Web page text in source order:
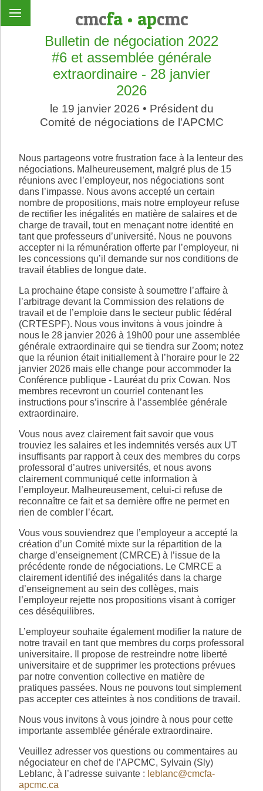
cmcfa• apcmc
Bulletin de négociation 2022
#6 et assemblée générale
extraordinaire - 28 janvier
2026
le 19 janvier 2026 • Président du
Comité de négociations de l'APCMC
Nous partageons votre frustration face à la lenteur des
négociations. Malheureusement, malgré plus de 15
réunions avec l’employeur, nos négociations sont
dans l’impasse. Nous avons accepté un certain
nombre de propositions, mais notre employeur refuse
de rectifier les inégalités en matière de salaires et de
charge de travail, tout en menaçant notre identité en
tant que professeurs d’université. Nous ne pouvons
accepter ni la rémunération offerte par l’employeur, ni
les concessions qu’il demande sur nos conditions de
travail établies de longue date.
La prochaine étape consiste à soumettre l’affaire à
l’arbitrage devant la Commission des relations de
travail et de l’emploie dans le secteur public fédéral
(CRTESPF). Nous vous invitons à vous joindre à
nous le 28 janvier 2026 à 19h00 pour une assemblée
générale extraordinaire qui se tiendra sur Zoom; notez
que la réunion était initiallement à l’horaire pour le 22
janvier 2026 mais elle change pour accommoder la
Conférence publique - Lauréat du prix Cowan. Nos
membres recevront un courriel contenant les
instructions pour s’inscrire à l’assemblée générale
extraordinaire.
Vous nous avez clairement fait savoir que vous
trouviez les salaires et les indemnités versés aux UT
insuffisants par rapport à ceux des membres du corps
professoral d’autres universités, et nous avons
clairement communiqué cette information à
l’employeur. Malheureusement, celui-ci refuse de
reconnaître ce fait et sa dernière offre ne permet en
rien de combler l’écart.
Vous vous souviendrez que l’employeur a accepté la
création d’un Comité mixte sur la répartition de la
charge d’enseignement (CMRCE) à l’issue de la
précédente ronde de négociations. Le CMRCE a
clairement identifié des inégalités dans la charge
d’enseignement au sein des collèges, mais
l’employeur rejette nos propositions visant à corriger
ces déséquilibres.
L’employeur souhaite également modifier la nature de
notre travail en tant que membres du corps professoral
universitaire. Il propose de restreindre notre liberté
universitaire et de supprimer les protections prévues
par notre convention collective en matière de
pratiques passées. Nous ne pouvons tout simplement
pas accepter ces atteintes à nos conditions de travail.
Nous vous invitons à vous joindre à nous pour cette
importante assemblée générale extraordinaire.
Veuillez adresser vos questions ou commentaires au
négociateur en chef de l’APCMC, Sylvain (Sly)
Leblanc, à l’adresse suivante : leblanc@cmcfa-
apcmc.ca